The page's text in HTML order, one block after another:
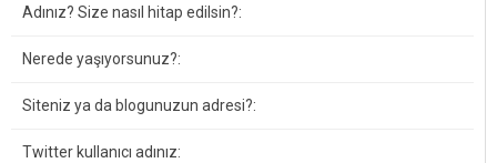
Adınız? Size nasıl hitap edilsin?:
Nerede yaşıyorsunuz?:
Siteniz ya da blogunuzun adresi?:
Twitter kullanıcı adınız: